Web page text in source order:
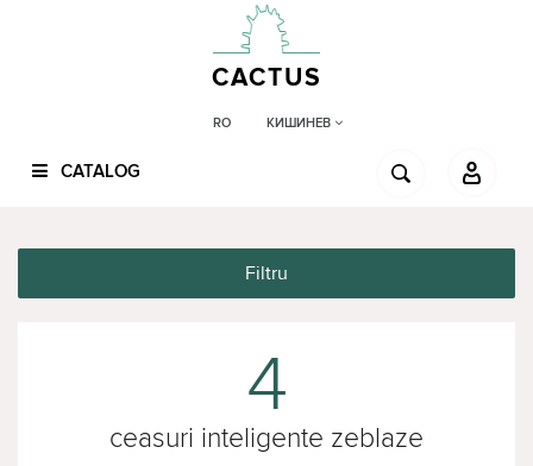
CACTUS
RO КИШИНЕВ
CATALOG
4
ceasuri inteligente zeblaze
Filtru